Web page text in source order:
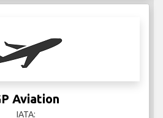
Aviation
IATA: